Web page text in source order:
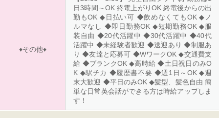
♦その他♦
日3時間～OK 終電上がりOK 終電後からの出
勤もOK ◆日払い可 ◆飲めなくてもOK ◆ノ
ルマなし ◆即日勤務OK ◆短期勤務OK ◆服
装自由 ◆20代活躍中 ◆30代活躍中 ◆40代
活躍中 ◆未経験者歓迎 ◆送迎あり ◆制服あ
り ◆友達と応募可 ◆WワークOK ◆交通費支
給 ◆ブランクOK ◆高時給 ◆土日祝日のみO
K ◆駅チカ ◆履歴書不要 ◆週1日～OK ◆週
末大歓迎 ◆平日のみOK ◆髪型、髪色自由 簡
単な日常英会話ができる方は時給アップしま
す！